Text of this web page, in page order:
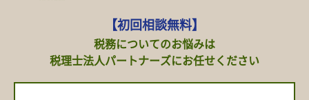
【初回相談無料】
税務についてのお悩みは
税理士法人パートナーズにお任せください